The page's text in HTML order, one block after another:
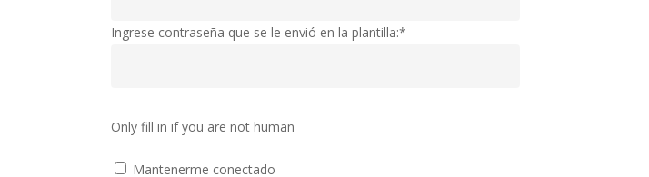
Ingrese contraseña que se le envió en la plantilla:*
Only fill in if you are not human
Mantenerme conectado